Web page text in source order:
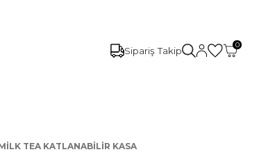
Sipariş Takip
0
TEA KATLANABILIR KASA